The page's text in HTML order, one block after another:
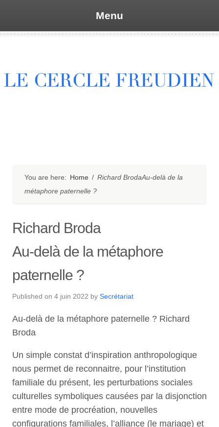
Menu
You are here: Home / Richard BrodaAu-delà de la
métaphore paternelle ?
Richard Broda
Au-delà de la métaphore
paternelle ?
Published on 4 juin 2022 by Secrétariat
Au-delà de la métaphore paternelle ? Richard
Broda
Un simple constat d’inspiration anthropologique
nous permet de reconnaitre, pour l’institution
familiale du présent, les perturbations sociales
culturelles symboliques causées par la disjonction
entre mode de procréation, nouvelles
configurations familiales, l’alliance (le mariage) et